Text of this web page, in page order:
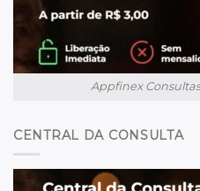
Appfinex Consultas
CENTRAL DA CONSULTA